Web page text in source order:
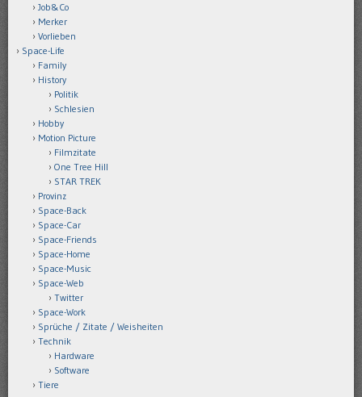
Job&Co
Merker
Vorlieben
Space-Life
Family
History
Politik
Schlesien
Hobby
Motion Picture
Filmzitate
One Tree Hill
STAR TREK
Provinz
Space-Back
Space-Car
Space-Friends
Space-Home
Space-Music
Space-Web
Twitter
Space-Work
Sprüche / Zitate / Weisheiten
Technik
Hardware
Software
Tiere